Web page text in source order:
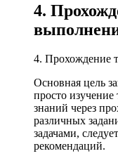
4.
4. Прохождение
Основная цель
просто
знаний через
различных
задачами,
рекомендаций.